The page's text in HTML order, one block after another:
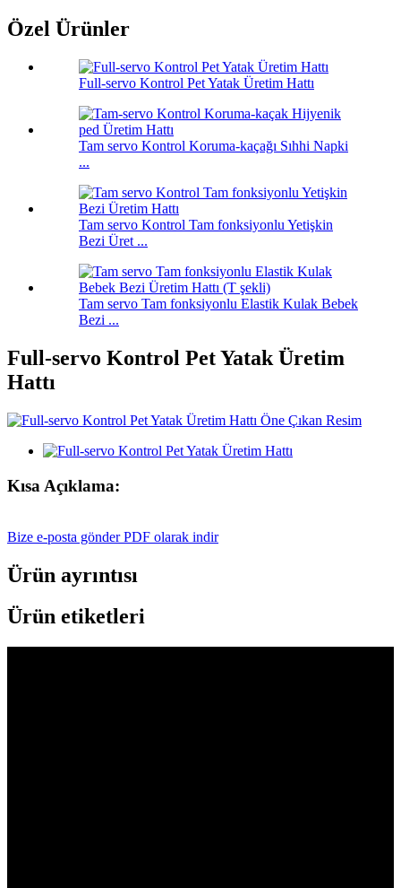
Özel Ürünler
Full-servo Kontrol Pet Yatak Üretim Hattı
Tam servo Kontrol Koruma-kaçağı Sıhhi Napki
...
Tam servo Kontrol Tam fonksiyonlu Yetişkin
Bezi Üret ...
Tam servo Tam fonksiyonlu Elastik Kulak Bebek
Bezi ...
Full-servo Kontrol Pet Yatak Üretim
Hattı
Kısa Açıklama:
Bize e-posta gönderPDF olarak indir
Ürün ayrıntısı
Ürün etiketleri